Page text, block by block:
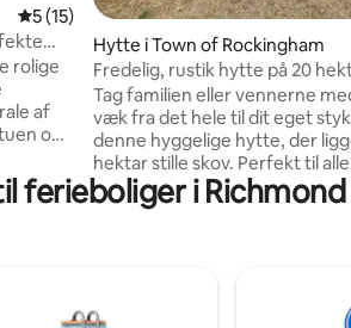
5 ud af 5 i gennemsnitlig bedømmelse,
5 (15)
rolige
af
og
Hytte i Town of Rockingham
Fredelig, rustik hytte på 20
dam.
Tag familien eller vennerne
væk fra det hele til dit eget
denne hyggelige hytte, der
hektar stille skov. Perfekt til
søger ro, privatliv og smukke
landskaber. Denne bolig tilbyder alt, hvad
solnedgange over dammen,
fugle og den slags ro, du kun
ferieboliger i